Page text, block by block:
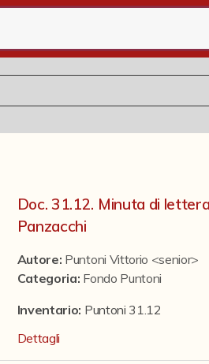
Doc. 31.12. Minuta di
Panzacchi
Autore: Puntoni Vittorio <senior>
Categoria: Fondo Puntoni
Inventario: Puntoni 31.12
Dettagli